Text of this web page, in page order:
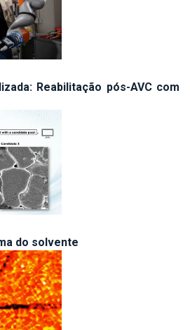
Reabilitação pós-AVC com
do solvente